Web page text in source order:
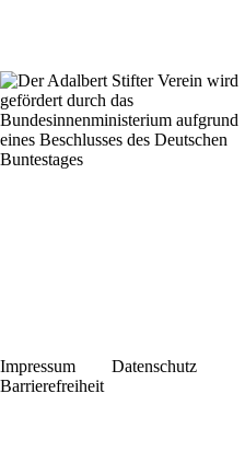
Impressum
Datenschutz
Barrierefreiheit